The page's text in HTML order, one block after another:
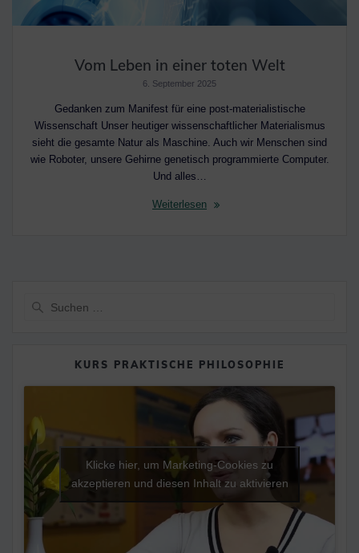
Vom Leben in einer toten Welt
6. September 2025
Gedanken zum Manifest für eine post-materialistische
Wissenschaft Unser heutiger wissenschaftlicher Materialismus
sieht die gesamte Natur als Maschine. Auch wir Menschen sind
wie Roboter, unsere Gehirne genetisch programmierte Computer.
Und alles…
Weiterlesen
KURS PRAKTISCHE PHILOSOPHIE
Klicke hier, um Marketing-Cookies zu
akzeptieren und diesen Inhalt zu aktivieren